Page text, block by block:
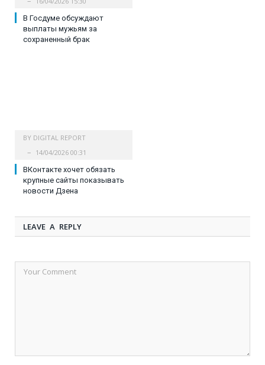
В Госдуме обсуждают
выплаты мужьям за
сохраненный брак
BY DIGITAL REPORT
14/04/2026 00:31
ВКонтакте хочет обязать
крупные сайты показывать
новости Дзена
LEAVE A REPLY